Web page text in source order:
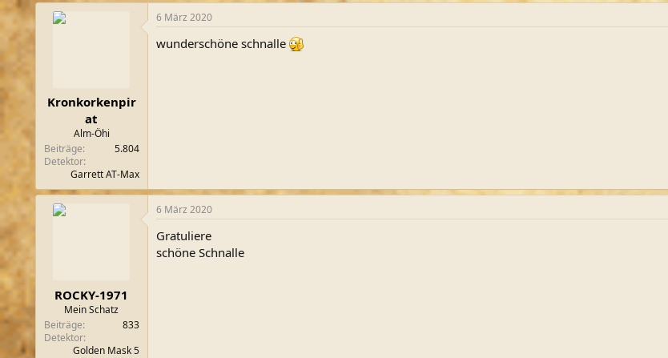
Kronkorkenpir
at
Alm-Öhi
Beiträge
5.804
Detektor
Garrett AT-Max
6 März 2020
wunderschöne schnalle
ROCKY-1971
Mein Schatz
Beiträge
833
Detektor
Golden Mask 5
6 März 2020
Gratuliere
schöne Schnalle